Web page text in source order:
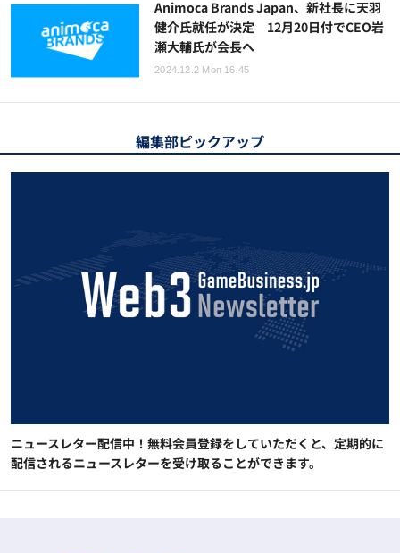
Animoca Brands Japan、新社長に天羽
健介氏就任が決定 12月20日付でCEO岩
瀬大輔氏が会長へ
2024.12.2 Mon 16:45
編集部ピックアップ
ニュースレター配信中！無料会員登録をしていただくと、定期的に
配信されるニュースレターを受け取ることができます。